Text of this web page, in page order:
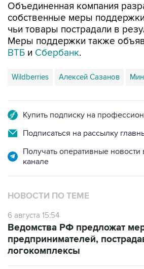
Объединенная компания
собственные меры
чьи товары пострадали в
Меры поддержки также
ВТБ и Сбербанк.
Wildberries Алексей Сазанов
Купить подписку на
Подписаться на рассылку
Получать оперативные
канале
НОВОСТИ ПО ТЕМЕ
6 августа 15:54
Ведомства РФ предложат
предпринимателей,
логокомплексы